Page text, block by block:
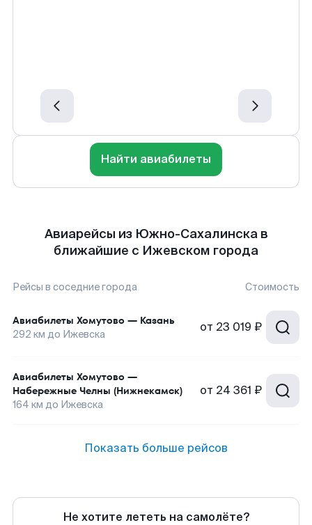
Найти авиабилеты
Авиарейсы из Южно-Сахалинска в
ближайшие с Ижевском города
Рейсы в соседние города Стоимость
Авиабилеты Хомутово — Казань
292 км до Ижевска от 23 019 ₽
Авиабилеты Хомутово —
Набережные Челны (Нижнекамск)
164 км до Ижевска
от 24 361 ₽
Показать больше рейсов
Не хотите лететь на самолёте?